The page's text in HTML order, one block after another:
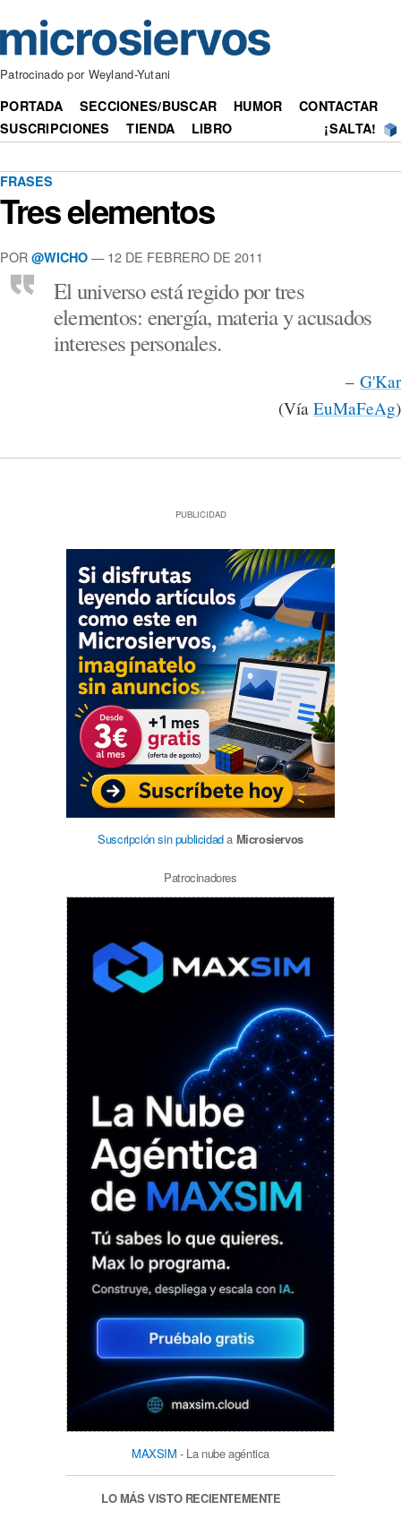
Patrocinado por Weyland-Yutani
PORTADA SECCIONES/BUSCAR HUMOR
CONTACTAR
SUSCRIPCIONES
TIENDA LIBRO ¡SALTA!
FRASES
Tres elementos
POR @WICHO — 12 DE FEBRERO DE 2011
El universo está regido por tres
elementos: energía, materia y acusados
intereses personales.
– G'Kar
(Vía EuMaFeAg)
PUBLICIDAD
Suscripción sin publicidada Microsiervos
Patrocinadores
MAXSIM - La nube agéntica
LO MÁS VISTO RECIENTEMENTE